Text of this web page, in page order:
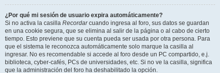
¿Por qué mi sesión de usuario expira automáticamente?
Si no activa la casilla Recordarcuando ingresa al foro, sus datos se guardan
en una cookie segura, que se elimina al salir de la página o al cabo de cierto
tiempo. Esto previene que su cuenta pueda ser usada por otra persona. Para
que el sistema le reconozca automáticamente solo marque la casilla al
ingresar. No es recomendable si accede al foro desde un PC compartido, e.j.
biblioteca, cyber-cafés, PCs de universidades, etc. Si no ve la casilla, significa
que la administración del foro ha deshabilitado la opción.